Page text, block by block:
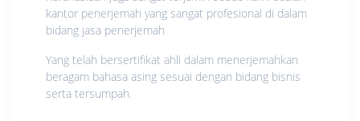
kantor penerjemah yang sangat profesional di dalam
bidang jasa penerjemah
Yang telah bersertifikat ahli dalam menerjemahkan
beragam bahasa asing sesuai dengan bidang bisnis
serta tersumpah.